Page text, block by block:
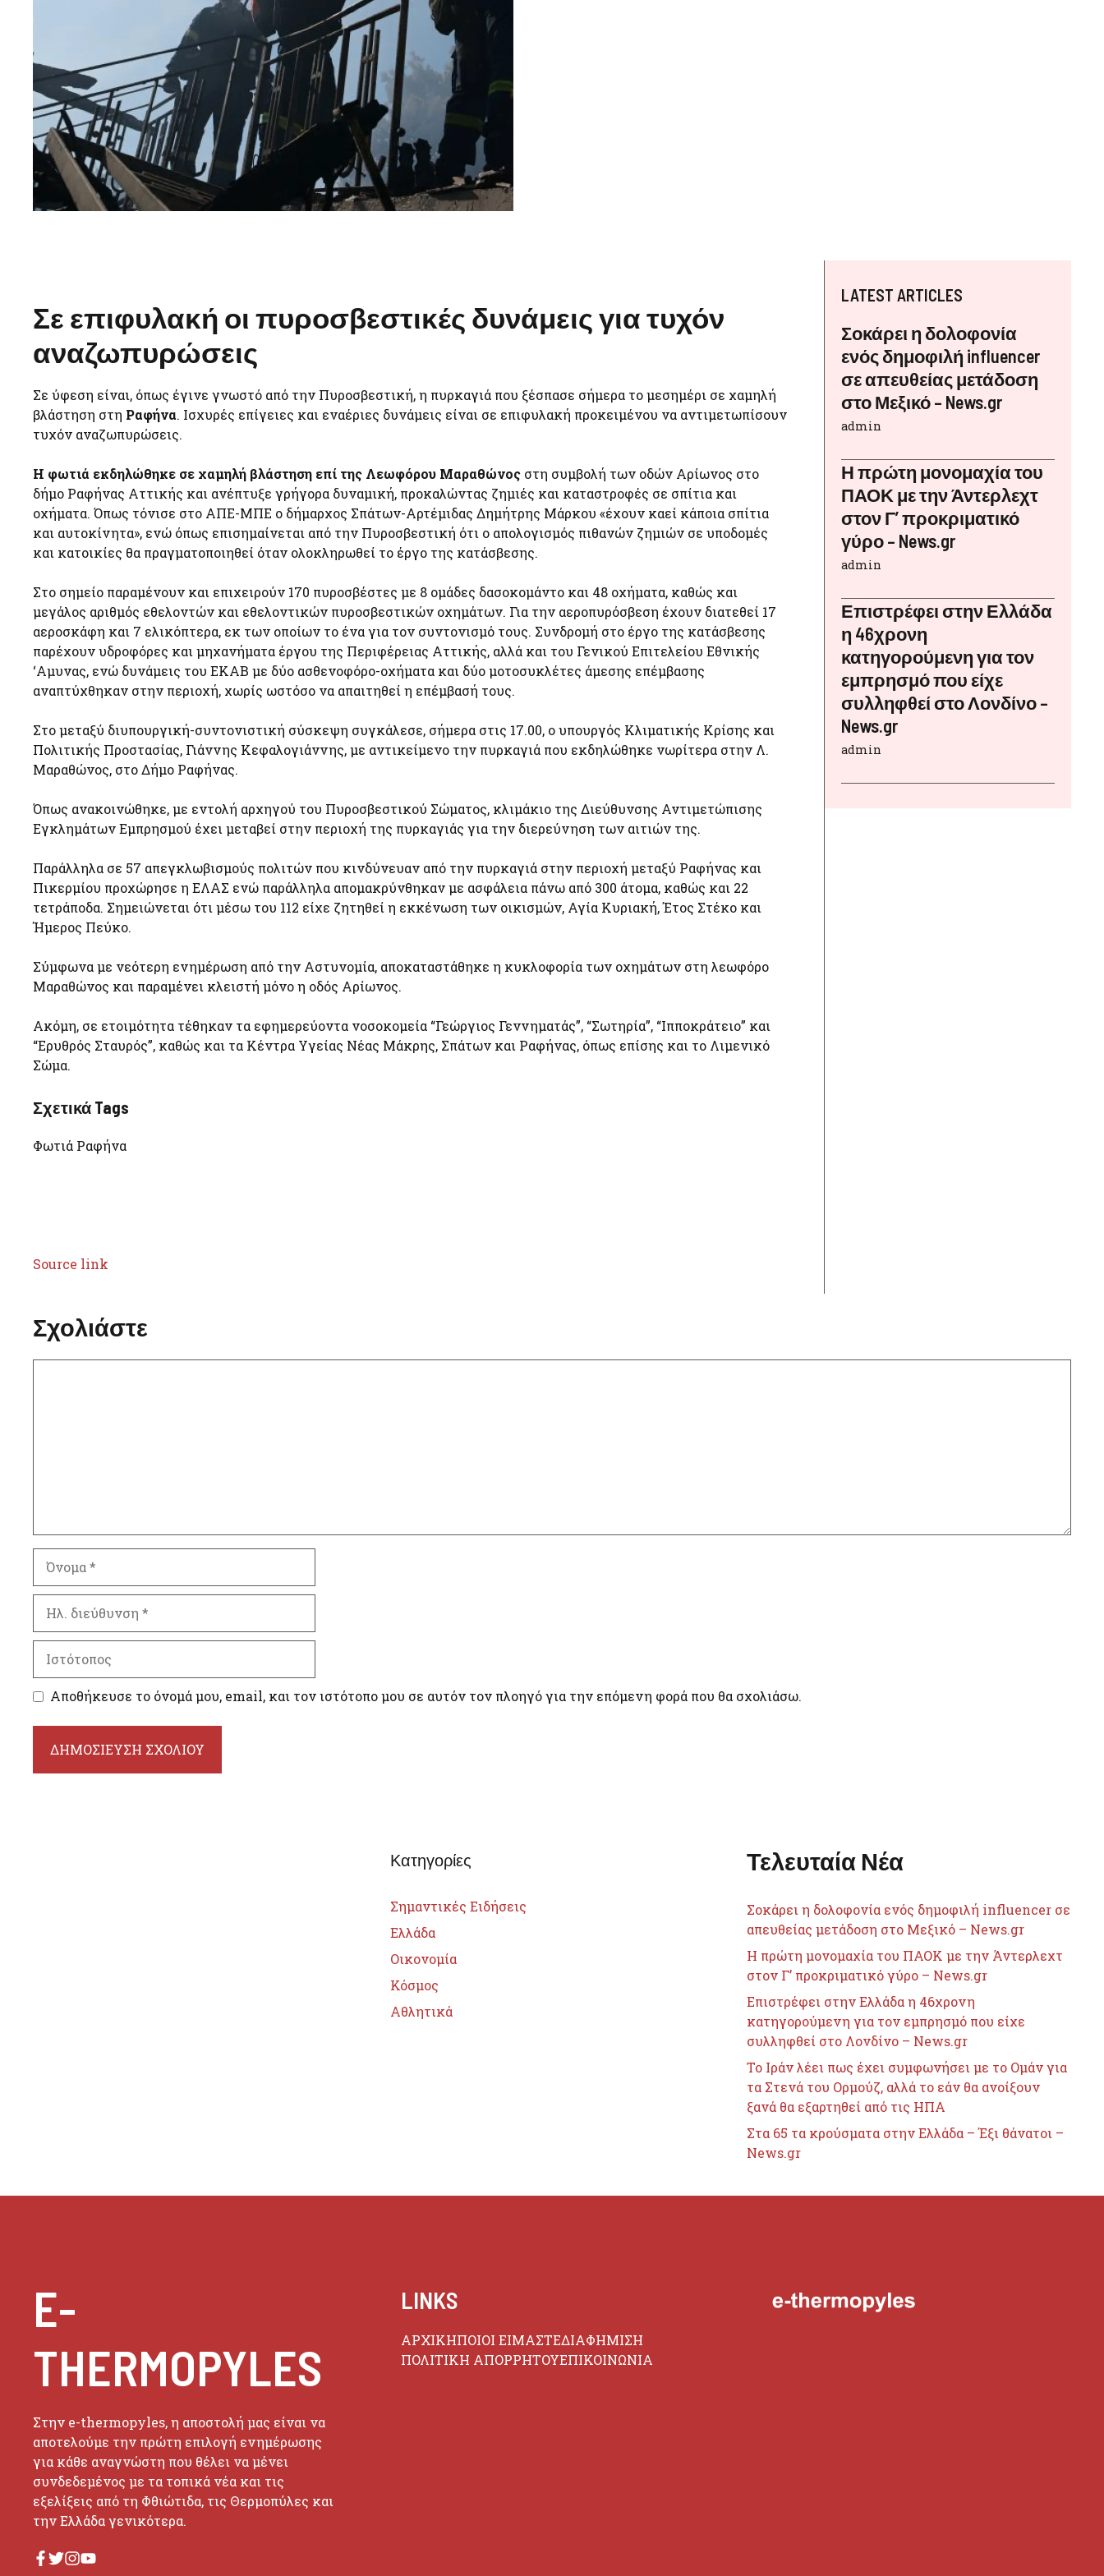
Σε επιφυλακή οι πυροσβεστικές δυνάμεις για τυχόν
αναζωπυρώσεις
Σε ύφεση είναι, όπως έγινε γνωστό από την Πυροσβεστική, η πυρκαγιά που ξέσπασε σήμερα το μεσημέρι σε χαμηλή
βλάστηση στη Ραφήνα. Ισχυρές επίγειες και εναέριες δυνάμεις είναι σε επιφυλακή προκειμένου να αντιμετωπίσουν
τυχόν αναζωπυρώσεις.
Η φωτιά εκδηλώθηκε σε χαμηλή βλάστηση επί της Λεωφόρου Μαραθώνος στη συμβολή των οδών Αρίωνος στο
δήμο Ραφήνας Αττικής και ανέπτυξε γρήγορα δυναμική, προκαλώντας ζημιές και καταστροφές σε σπίτια και
οχήματα. Όπως τόνισε στο ΑΠΕ-ΜΠΕ ο δήμαρχος Σπάτων-Αρτέμιδας Δημήτρης Μάρκου «έχουν καεί κάποια σπίτια
και αυτοκίνητα», ενώ όπως επισημαίνεται από την Πυροσβεστική ότι ο απολογισμός πιθανών ζημιών σε υποδομές
και κατοικίες θα πραγματοποιηθεί όταν ολοκληρωθεί το έργο της κατάσβεσης.
Στο σημείο παραμένουν και επιχειρούν 170 πυροσβέστες με 8 ομάδες δασοκομάντο και 48 οχήματα, καθώς και
μεγάλος αριθμός εθελοντών και εθελοντικών πυροσβεστικών οχημάτων. Για την αεροπυρόσβεση έχουν διατεθεί 17
αεροσκάφη και 7 ελικόπτερα, εκ των οποίων το ένα για τον συντονισμό τους. Συνδρομή στο έργο της κατάσβεσης
παρέχουν υδροφόρες και μηχανήματα έργου της Περιφέρειας Αττικής, αλλά και του Γενικού Επιτελείου Εθνικής
‘Αμυνας, ενώ δυνάμεις του ΕΚΑΒ με δύο ασθενοφόρο-οχήματα και δύο μοτοσυκλέτες άμεσης επέμβασης
αναπτύχθηκαν στην περιοχή, χωρίς ωστόσο να απαιτηθεί η επέμβασή τους.
Στο μεταξύ διυπουργική-συντονιστική σύσκεψη συγκάλεσε, σήμερα στις 17.00, ο υπουργός Κλιματικής Κρίσης και
Πολιτικής Προστασίας, Γιάννης Κεφαλογιάννης, με αντικείμενο την πυρκαγιά που εκδηλώθηκε νωρίτερα στην Λ.
Μαραθώνος, στο Δήμο Ραφήνας.
Όπως ανακοινώθηκε, με εντολή αρχηγού του Πυροσβεστικού Σώματος, κλιμάκιο της Διεύθυνσης Αντιμετώπισης
Εγκλημάτων Εμπρησμού έχει μεταβεί στην περιοχή της πυρκαγιάς για την διερεύνηση των αιτιών της.
Παράλληλα σε 57 απεγκλωβισμούς πολιτών που κινδύνευαν από την πυρκαγιά στην περιοχή μεταξύ Ραφήνας και
Πικερμίου προχώρησε η ΕΛΑΣ ενώ παράλληλα απομακρύνθηκαν με ασφάλεια πάνω από 300 άτομα, καθώς και 22
τετράποδα. Σημειώνεται ότι μέσω του 112 είχε ζητηθεί η εκκένωση των οικισμών, Αγία Κυριακή, Έτος Στέκο και
Ήμερος Πεύκο.
Σύμφωνα με νεότερη ενημέρωση από την Αστυνομία, αποκαταστάθηκε η κυκλοφορία των οχημάτων στη λεωφόρο
Μαραθώνος και παραμένει κλειστή μόνο η οδός Αρίωνος.
Ακόμη, σε ετοιμότητα τέθηκαν τα εφημερεύοντα νοσοκομεία “Γεώργιος Γεννηματάς”, “Σωτηρία”, “Ιπποκράτειο” και
“Ερυθρός Σταυρός”, καθώς και τα Κέντρα Υγείας Νέας Μάκρης, Σπάτων και Ραφήνας, όπως επίσης και το Λιμενικό
Σώμα.
Σχετικά Tags
Φωτιά Ραφήνα
Source link
LATEST ARTICLES
Σοκάρει η δολοφονία
ενός δημοφιλή influencer
σε απευθείας μετάδοση
στο Μεξικό – News.gr
admin
Η πρώτη μονομαχία του
ΠΑΟΚ με την Άντερλεχτ
στον Γ’ προκριματικό
γύρο – News.gr
admin
Επιστρέφει στην Ελλάδα
η 46χρονη
κατηγορούμενη για τον
εμπρησμό που είχε
συλληφθεί στο Λονδίνο –
News.gr
admin
Σχολιάστε
διεύθυνση
Αποθήκευσε το όνομά μου, email, και τον ιστότοπο μου σε αυτόν τον πλοηγό για την επόμενη φορά που θα σχολιάσω.
Κατηγορίες
Σημαντικές Ειδήσεις
Ελλάδα
Οικονομία
Κόσμος
Αθλητικά
Τελευταία Νέα
Σοκάρει η δολοφονία ενός δημοφιλή influencer σε
απευθείας μετάδοση στο Μεξικό – News.gr
Η πρώτη μονομαχία του ΠΑΟΚ με την Άντερλεχτ
στον Γ’ προκριματικό γύρο – News.gr
Επιστρέφει στην Ελλάδα η 46χρονη
κατηγορούμενη για τον εμπρησμό που είχε
συλληφθεί στο Λονδίνο – News.gr
Το Ιράν λέει πως έχει συμφωνήσει με το Ομάν για
τα Στενά του Ορμούζ, αλλά το εάν θα ανοίξουν
ξανά θα εξαρτηθεί από τις ΗΠΑ
Στα 65 τα κρούσματα στην Ελλάδα – Έξι θάνατοι –
News.gr
E-
THERMOPYLES
Στην e-thermopyles, η αποστολή μας είναι να
αποτελούμε την πρώτη επιλογή ενημέρωσης
για κάθε αναγνώστη που θέλει να μένει
συνδεδεμένος με τα τοπικά νέα και τις
εξελίξεις από τη Φθιώτιδα, τις Θερμοπύλες και
την Ελλάδα γενικότερα.
LINKS
ΑΡΧΙΚΗΠΟΙΟΙ ΕΙΜΑΣΤΕΔΙΑΦΗΜΙΣΗ
ΠΟΛΙΤΙΚΗ ΑΠΟΡΡΗΤΟΥΕΠΙΚΟΙΝΩΝΙΑ